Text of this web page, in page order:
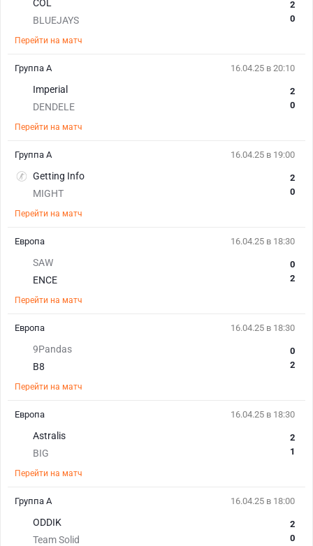
COL
BLUEJAYS
2
0
Перейти на матч
16.04.25 в 20:10
Imperial
DENDELE
2
0
Перейти на матч
Группа A
16.04.25 в 19:00
Getting Info
MIGHT
2
0
Перейти на матч
Группа A
16.04.25 в 18:30
SAW
ENCE
0
2
Перейти на матч
Европа
16.04.25 в 18:30
9Pandas
B8
0
2
Перейти на матч
Европа
16.04.25 в 18:30
Astralis
BIG
2
1
Перейти на матч
Европа
16.04.25 в 18:00
ODDIK
Team Solid
2
0
Группа A